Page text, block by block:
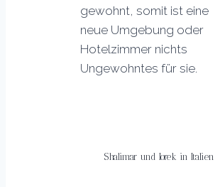
gewohnt, somit ist eine
neue Umgebung oder
Hotelzimmer nichts
Ungewohntes für sie.
Shalimar und Iorek in Italien